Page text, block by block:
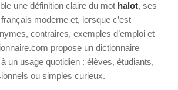
une définition claire du mot halot, ses
moderne et, lorsque c’est
contraires, exemples d’emploi et
propose un dictionnaire
un usage quotidien : élèves, étudiants,
ou simples curieux.